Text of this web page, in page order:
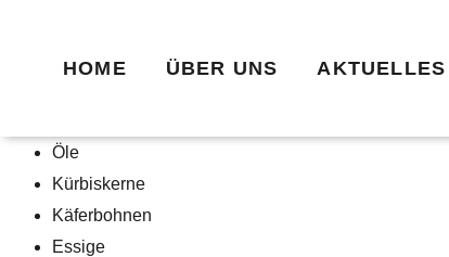
springenHOME ÜBER UNS AKTUELLES
Öle
Kürbiskerne
Käferbohnen
Essige
bis